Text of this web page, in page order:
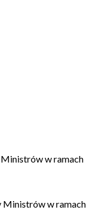
Ministrów w ramach
Ministrów w ramach